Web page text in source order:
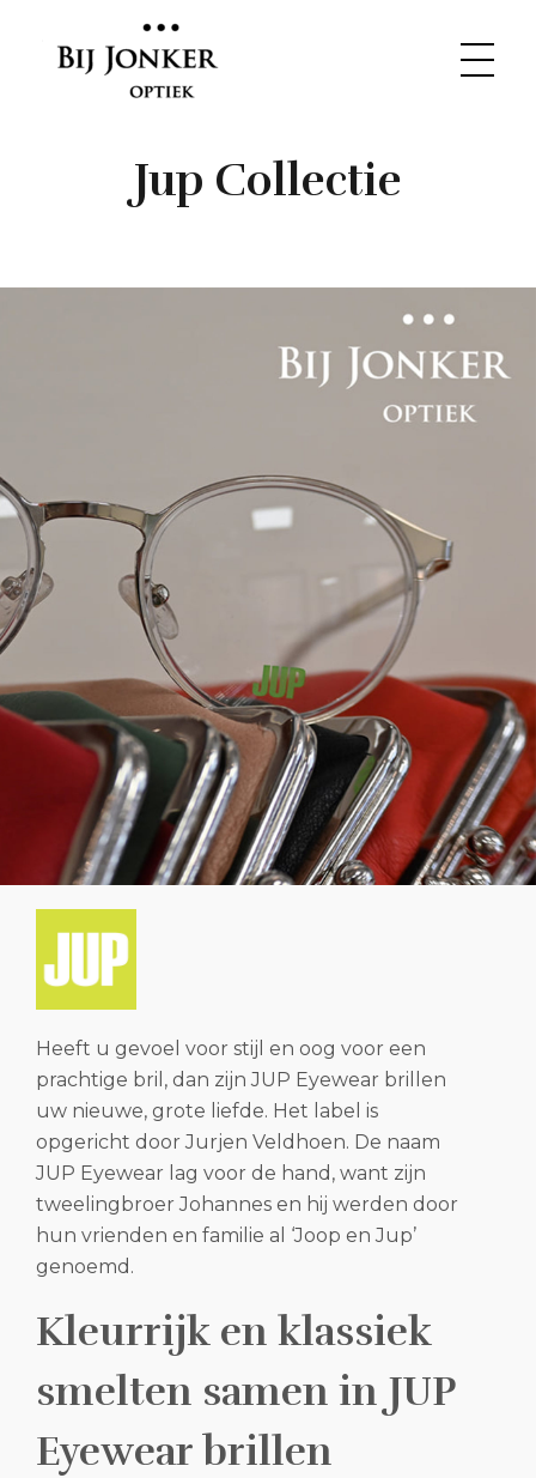
Jup Collectie
Heeft u gevoel voor stijl en oog voor een
prachtige bril, dan zijn JUP Eyewear brillen
uw nieuwe, grote liefde. Het label is
opgericht door Jurjen Veldhoen. De naam
JUP Eyewear lag voor de hand, want zijn
tweelingbroer Johannes en hij werden door
hun vrienden en familie al ‘Joop en Jup’
genoemd.
Kleurrijk en klassiek
smelten samen in JUP
Eyewear brillen